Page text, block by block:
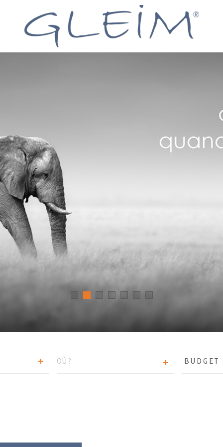
BUDGET